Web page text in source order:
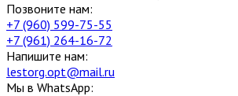
Позвоните нам:
+7 (960) 599-75-55
+7 (961) 264-16-72
Напишите нам:
lestorg.opt@mail.ru
Мы в WhatsApp: